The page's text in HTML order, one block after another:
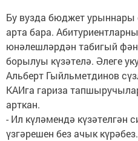
Бу вузда бюджет урыннары
арта бара.
юнәлешләрдән табигый
борылуы күзәтелә. Әлеге
Альберт Гыйльметдинов
КАИга гариза
арткан.
- Ил күләмендә күзәтелгән
үзгәрешен без ачык